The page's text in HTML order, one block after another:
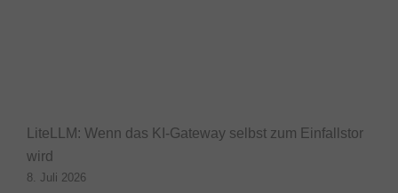
LiteLLM: Wenn das KI-Gateway selbst zum Einfallstor
wird
8. Juli 2026